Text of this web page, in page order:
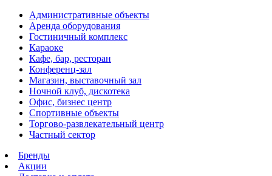
Административные объекты
Аренда оборудования
Гостиничный комплекс
Караоке
Кафе, бар, ресторан
Конференц-зал
Магазин, выставочный зал
Ночной клуб, дискотека
Офис, бизнес центр
Спортивные объекты
Торгово-развлекательный центр
Частный сектор
Бренды
Акции